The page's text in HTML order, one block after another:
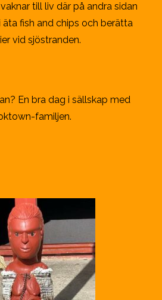
till liv där på andra sidan
fish and chips och berätta
vid sjöstranden.
En bra dag i sällskap med
familjen.